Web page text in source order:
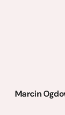
Marcin